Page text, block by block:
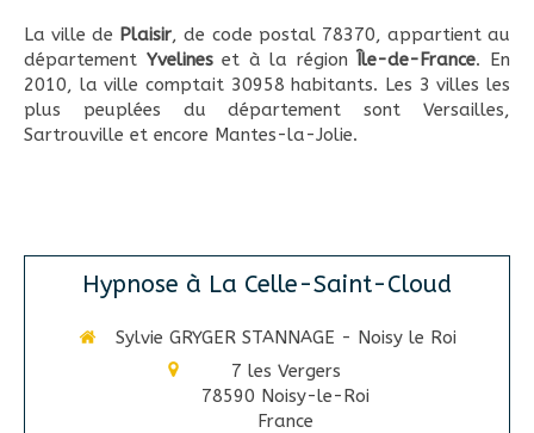
La ville de Plaisir, de code postal 78370, appartient au
département Yvelineset à la régionÎle-de-France. En
2010, la ville comptait 30958 habitants. Les 3 villes les
plus peuplées du département sont Versailles,
Sartrouville et encore Mantes-la-Jolie.
Hypnose à La Celle-Saint-Cloud
Sylvie GRYGER STANNAGE - Noisy le Roi
7 les Vergers
78590 Noisy-le-Roi
France